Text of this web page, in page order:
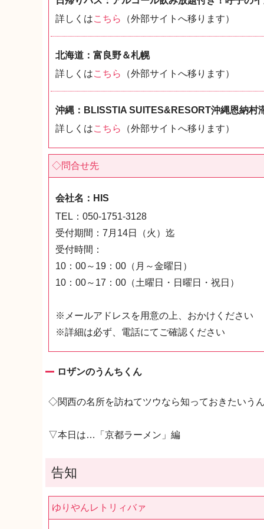
詳しくはこちら （外部サイトへ移ります）
北海道：富良野＆札幌
詳しくはこちら （外部サイトへ移ります）
沖縄：BLISSTIA SUITES&RESORT沖縄恩納村
詳しくはこちら （外部サイトへ移ります）
◇問合せ先
会社名：HIS
TEL：050-1751-3128
受付期間：7月14日（火）迄
受付時間：
10：00～19：00（月～金曜日）
10：00～17：00（土曜日・日曜日・祝日）
※メールアドレスを用意の上、おかけください
※詳細は必ず、電話にてご確認ください
ロザンのうんちくん
◇関西の名所を訪ねてツウなら知っておきたいう
▽本日は…「京都ラーメン」編
告知
ゆりやんレトリィバァ